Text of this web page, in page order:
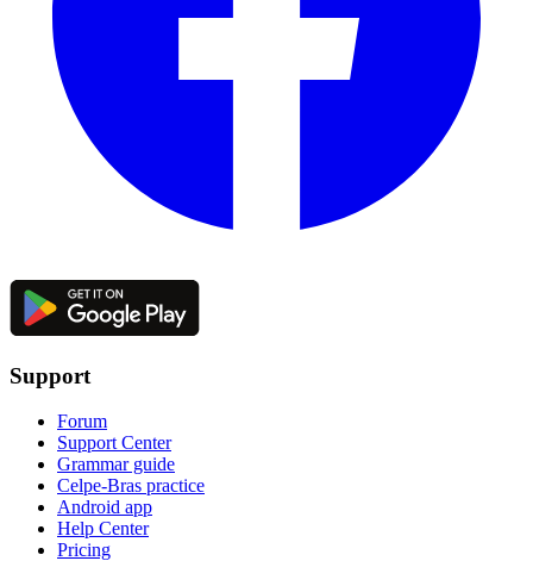
Support
Forum
Support Center
Grammar guide
Celpe-Bras practice
Android app
Help Center
Pricing